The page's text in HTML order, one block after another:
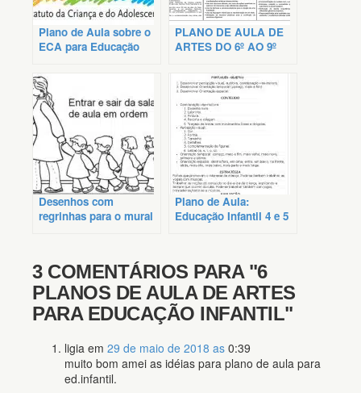
Plano de Aula sobre o
ECA para Educação
PLANO DE AULA DE
ARTES DO 6º AO 9º
Desenhos com
regrinhas para o mural
Plano de Aula:
Educação Infantil 4 e 5
3 COMENTÁRIOS PARA "6
PLANOS DE AULA DE ARTES
PARA EDUCAÇÃO INFANTIL"
ligia em 29 de maio de 2018 as 0:39
muito bom amei as idéias para plano de aula para
ed.infantil.